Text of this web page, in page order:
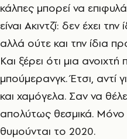
κάλπες μπορεί να
είναι Ακιντζί: δεν έχει
αλλά ούτε και την ίδια
Και ξέρει ότι μια
μπούμερανγκ. Έτσι, αντί
και χαμόγελα. Σαν να
απολύτως θεσμικά. Μόνο
θυμούνται το 2020.